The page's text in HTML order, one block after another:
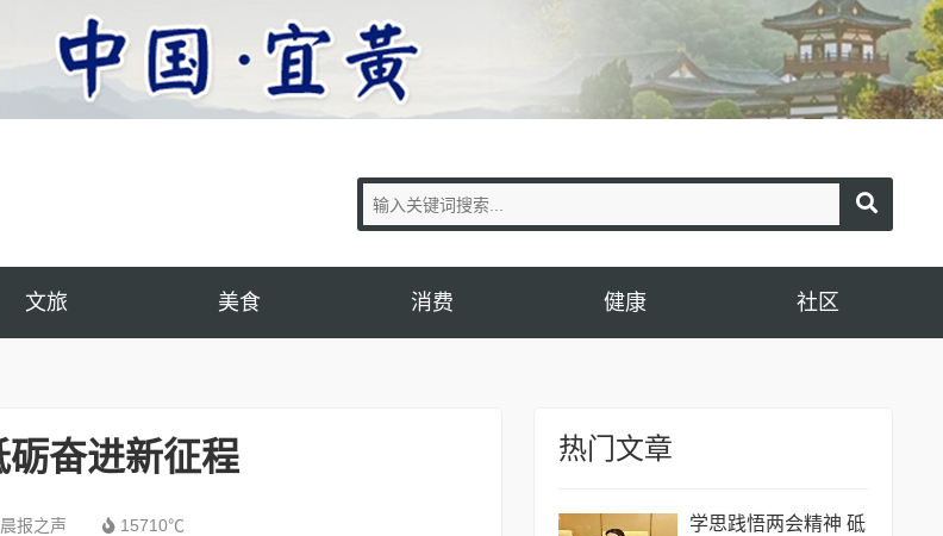
文旅 美食 消费 健康 社区
奋进新征程
报之声 15710℃
热门文章
学思践悟两会精神 砥